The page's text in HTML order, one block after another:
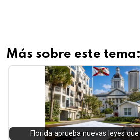
Más sobre este tema:
Florida aprueba nuevas leyes